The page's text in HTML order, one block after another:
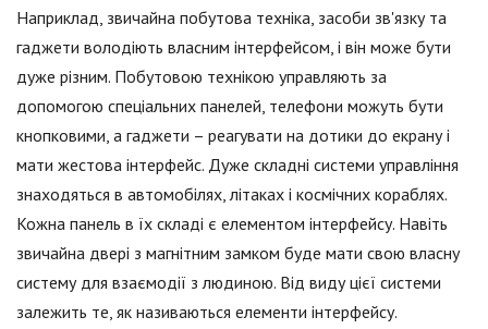
Наприклад, звичайна побутова техніка, засоби зв'язку та
гаджети володіють власним інтерфейсом, і він може бути
дуже різним. Побутовою технікою управляють за
допомогою спеціальних панелей, телефони можуть бути
кнопковими, а гаджети – реагувати на дотики до екрану і
мати жестова інтерфейс. Дуже складні системи управління
знаходяться в автомобілях, літаках і космічних кораблях.
Кожна панель в їх складі є елементом інтерфейсу. Навіть
звичайна двері з магнітним замком буде мати свою власну
систему для взаємодії з людиною. Від виду цієї системи
залежить те, як називаються елементи інтерфейсу.